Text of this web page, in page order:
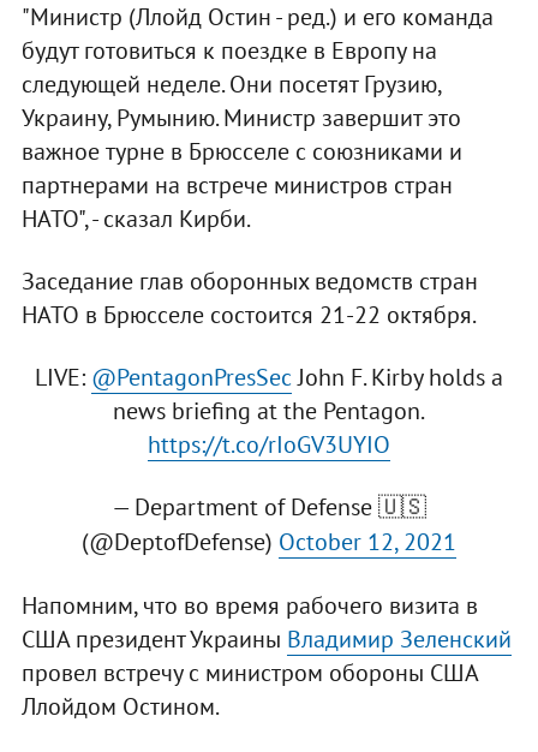
"Министр (Ллойд Остин - ред.) и его команда
будут готовиться к поездке в Европу на
следующей неделе. Они посетят Грузию,
Украину, Румынию. Министр завершит это
важное турне в Брюсселе с союзниками и
партнерами на встрече министров стран
НАТО", - сказал Кирби.
Заседание глав оборонных ведомств стран
НАТО в Брюсселе состоится 21-22 октября.
LIVE: @PentagonPresSecJohn F. Kirby holds a
news briefing at the Pentagon.
https://t.co/rIoGV3UYIO
— Department of Defense 🇺🇸
(@DeptofDefense) October 12, 2021
Напомним, что во время рабочего визита в
США президент Украины Владимир Зеленский
провел встречу с министром обороны США
Ллойдом Остином.